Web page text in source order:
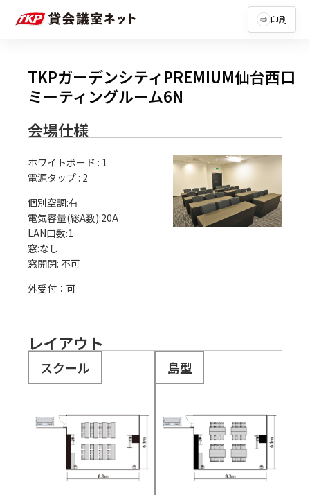
印刷
TKPガーデンシティPREMIUM仙台西口
ミーティングルーム6N
会場仕様
ホワイトボード : 1
電源タップ : 2
個別空調:有
電気容量(総A数):20A
LAN口数:1
窓:なし
外受付：可
レイアウト
スクール 島型